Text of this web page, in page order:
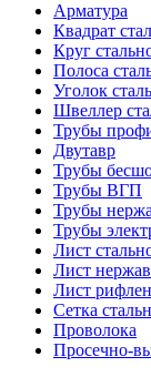
Арматура
Квадрат
Круг
Полоса
Уголок
Швеллер
Трубы
Двутавр
Трубы
Трубы ВГП
Трубы
Трубы
Лист
Лист
Лист
Сетка
Проволока
Просечно-